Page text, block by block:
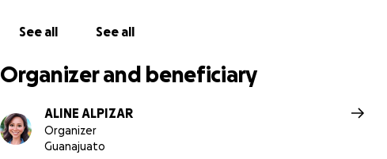
hoy puedes ayudar a cambiar la vida de muchos más seres, a
Puedes visitar las redes de Adopta León- Salvando Vidas y
See all See all
Organizer and beneficiary
ALINE ALPIZAR
Organizer
Guanajuato